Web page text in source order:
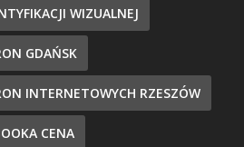
WIZUALNEJ
GDAŃSK
INTERNETOWYCH RZESZÓW
CENA